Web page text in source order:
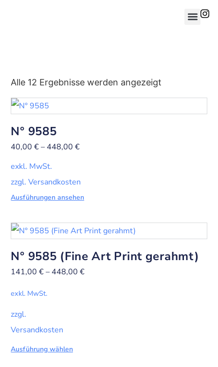
Alle 12 Ergebnisse werden angezeigt
N° 9585
40,00€– 448,00€
exkl. MwSt.
zzgl. Versandkosten
Ausführungen ansehen
N° 9585 (Fine Art Print gerahmt)
141,00€– 448,00€
exkl. MwSt.
zzgl.
Versandkosten
Ausführung wählen